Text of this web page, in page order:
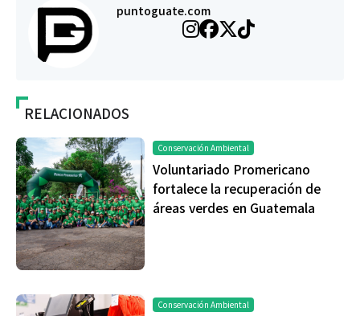
puntoguate.com
RELACIONADOS
Conservación Ambiental
Voluntariado Promericano
fortalece la recuperación de
áreas verdes en Guatemala
Conservación Ambiental